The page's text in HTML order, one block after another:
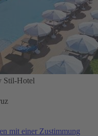
Stil-Hotel
mit einer Zustimmung